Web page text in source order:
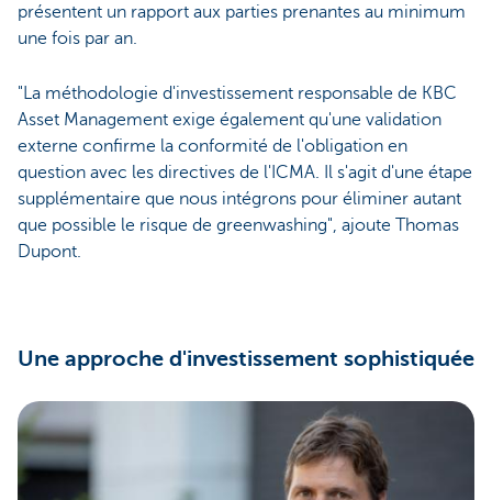
présentent un rapport aux parties prenantes au minimum
une fois par an.
"La méthodologie d'investissement responsable de KBC
Asset Management exige également qu'une validation
externe confirme la conformité de l'obligation en
question avec les directives de l'ICMA. Il s'agit d'une étape
supplémentaire que nous intégrons pour éliminer autant
que possible le risque de greenwashing", ajoute Thomas
Dupont.
Une approche d'investissement sophistiquée